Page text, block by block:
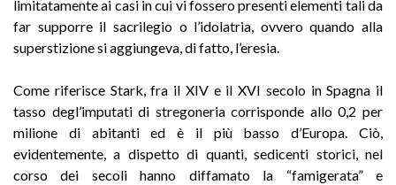
limitatamente ai casi in cui vi fossero presenti elementi tali da
far supporre il sacrilegio o l’idolatria, ovvero quando alla
superstizione si aggiungeva, di fatto, l’eresia.
Come riferisce Stark, fra il XIV e il XVI secolo in Spagna il
tasso degl’imputati di stregoneria corrisponde allo 0,2 per
milione di abitanti ed è il più basso d’Europa. Ciò,
evidentemente, a dispetto di quanti, sedicenti storici, nel
corso dei secoli hanno diffamato la “famigerata” e